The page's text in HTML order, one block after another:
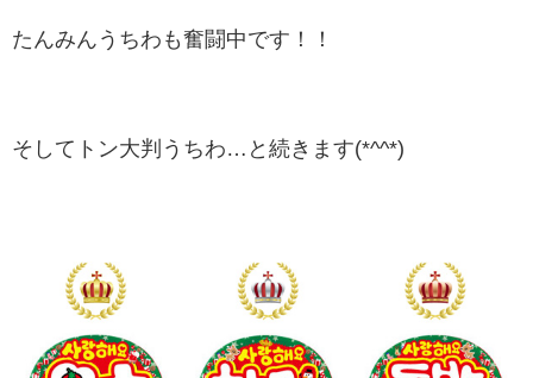
たんみんうちわも奮闘中です！！
そしてトン大判うちわ…と続きます(*^^*)